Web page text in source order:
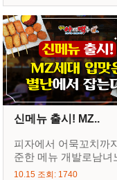
신메뉴 출시! MZ..
피자에서 어묵꼬치까
준한 메뉴 개발로남녀
10.15 조회: 1740